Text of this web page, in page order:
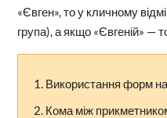
«Євген», то у кличному
група), а якщо «Євгеній» —
Використання форм
Кома між